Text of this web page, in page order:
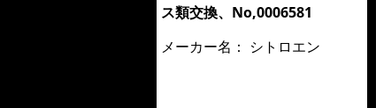
ス類交換、No,0006581
メーカー名： シトロエン